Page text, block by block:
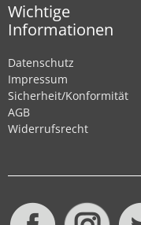
Wichtige
Informationen
Datenschutz
Impressum
Sicherheit/Konformität
AGB
Widerrufsrecht